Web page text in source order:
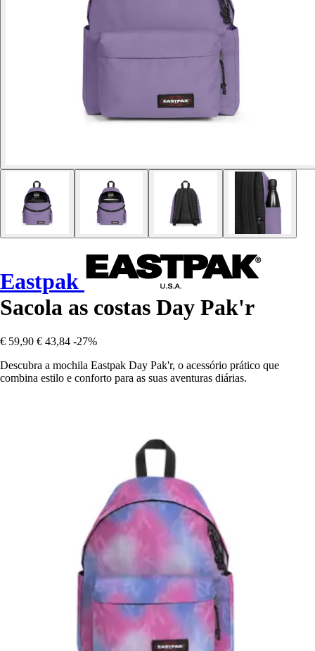
Eastpak
Sacola as costas Day Pak'r
€ 59,90 € 43,84 -27%
Descubra a mochila Eastpak Day Pak'r, o acessório prático que
combina estilo e conforto para as suas aventuras diárias.